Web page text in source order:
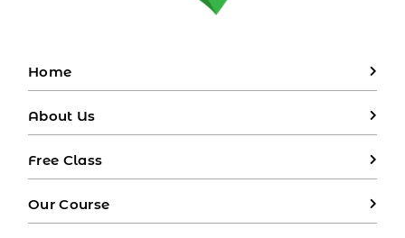
Home
About Us
Free Class
Our Course